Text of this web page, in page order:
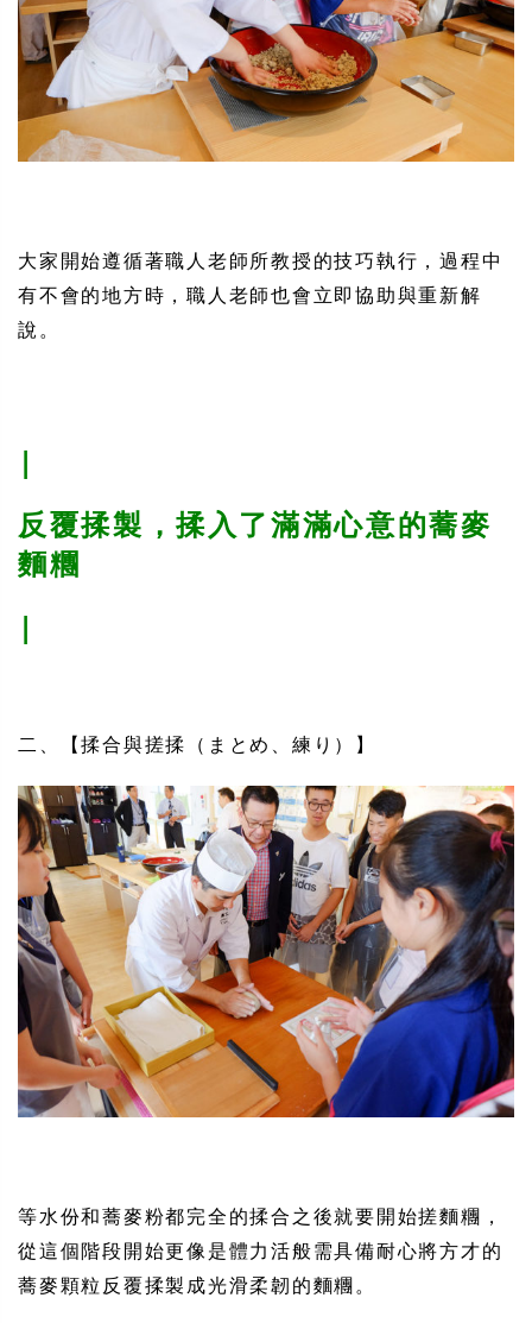
大家開始遵循著職人老師所教授的技巧執行，過程中
有不會的地方時，職人老師也會立即協助與重新解
說。
|
反覆揉製，揉入了滿滿心意的蕎麥
麵糰
|
二、【揉合與搓揉（まとめ、練り）】
等水份和蕎麥粉都完全的揉合之後就要開始搓麵糰，
從這個階段開始更像是體力活般需具備耐心將方才的
蕎麥顆粒反覆揉製成​​光滑柔韌的麵糰。